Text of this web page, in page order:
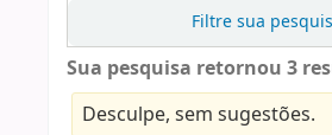
Filtre sua
Sua pesquisa retornou 3
Desculpe, sem sugestões.